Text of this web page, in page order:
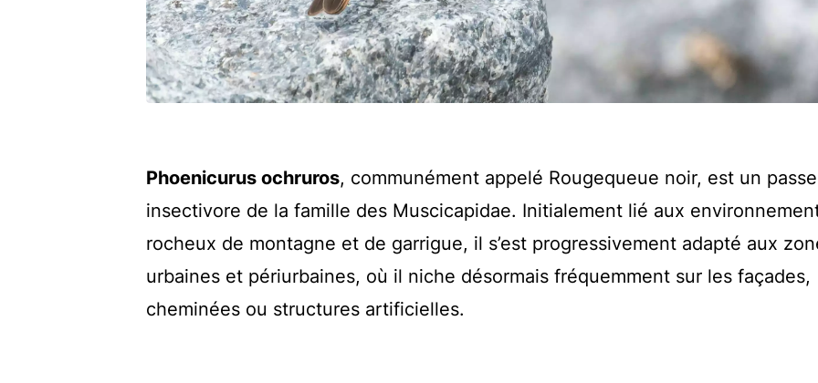
Phoenicurus ochruros, communément appelé Rougequeue noir, est un
insectivore de la famille des Muscicapidae. Initialement lié aux
rocheux de montagne et de garrigue, il s’est progressivement adapté aux
urbaines et périurbaines, où il niche désormais fréquemment sur les façades,
cheminées ou structures artificielles.